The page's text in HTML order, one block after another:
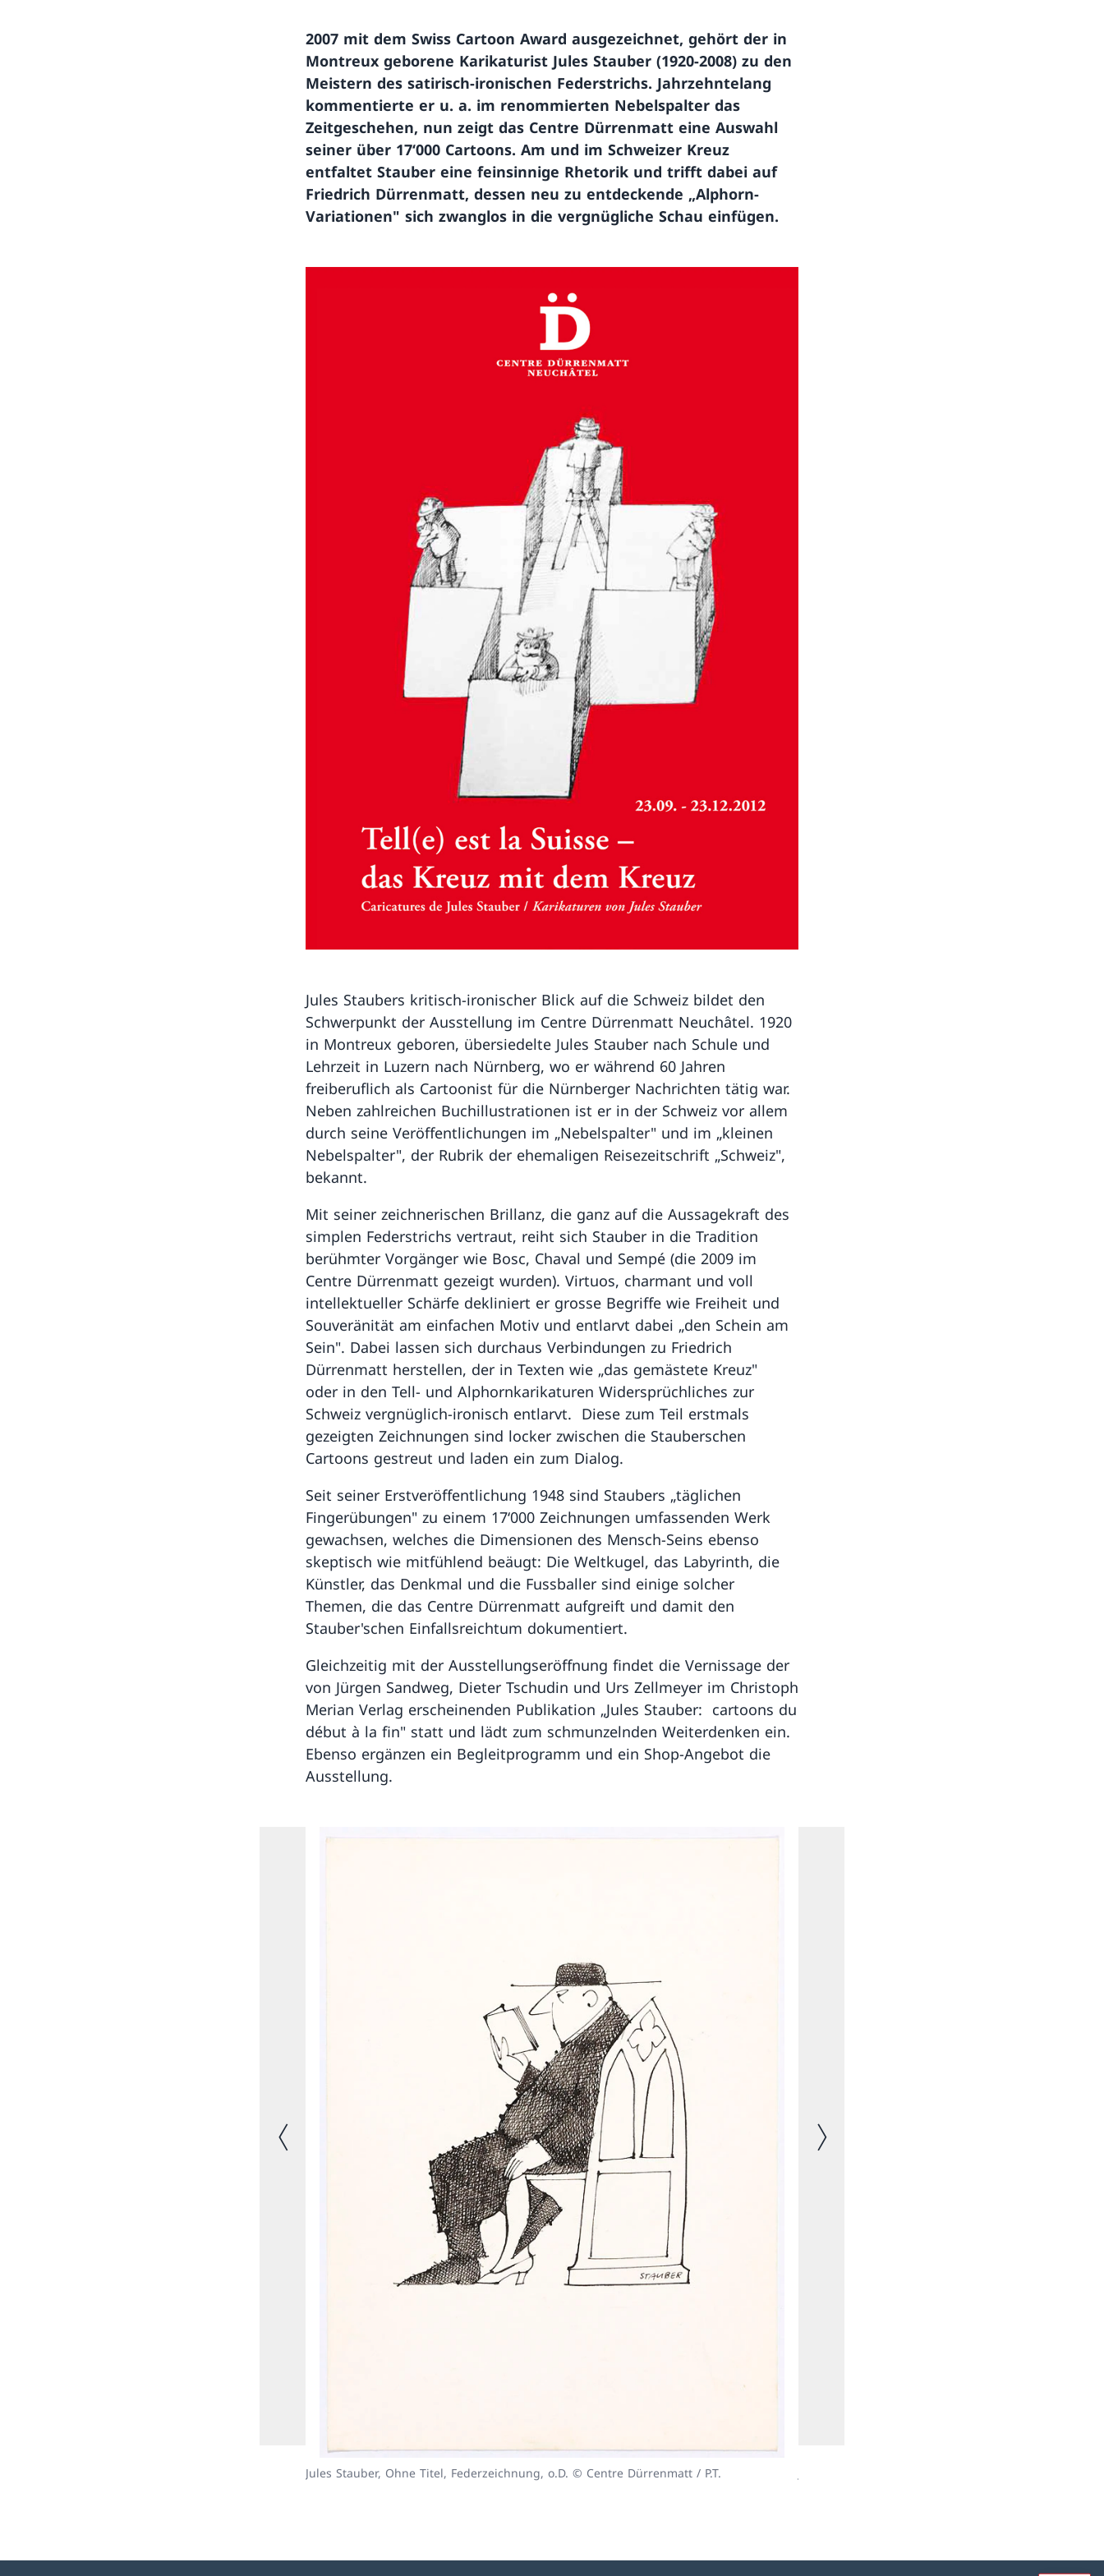
2007 mit dem Swiss Cartoon Award ausgezeichnet, gehört der in
Montreux geborene Karikaturist Jules Stauber (1920-2008) zu den
Meistern des satirisch-ironischen Federstrichs. Jahrzehntelang
kommentierte er u. a. im renommierten Nebelspalter das
Zeitgeschehen, nun zeigt das Centre Dürrenmatt eine Auswahl
seiner über 17‘000 Cartoons. Am und im Schweizer Kreuz
entfaltet Stauber eine feinsinnige Rhetorik und trifft dabei auf
Friedrich Dürrenmatt, dessen neu zu entdeckende „Alphorn-
Variationen" sich zwanglos in die vergnügliche Schau einfügen.
Jules Staubers kritisch-ironischer Blick auf die Schweiz bildet den
Schwerpunkt der Ausstellung im Centre Dürrenmatt Neuchâtel. 1920
in Montreux geboren, übersiedelte Jules Stauber nach Schule und
Lehrzeit in Luzern nach Nürnberg, wo er während 60 Jahren
freiberuflich als Cartoonist für die Nürnberger Nachrichten tätig war.
Neben zahlreichen Buchillustrationen ist er in der Schweiz vor allem
durch seine Veröffentlichungen im „Nebelspalter" und im „kleinen
Nebelspalter", der Rubrik der ehemaligen Reisezeitschrift „Schweiz",
bekannt.
Mit seiner zeichnerischen Brillanz, die ganz auf die Aussagekraft des
simplen Federstrichs vertraut, reiht sich Stauber in die Tradition
berühmter Vorgänger wie Bosc, Chaval und Sempé (die 2009 im
Centre Dürrenmatt gezeigt wurden). Virtuos, charmant und voll
intellektueller Schärfe dekliniert er grosse Begriffe wie Freiheit und
Souveränität am einfachen Motiv und entlarvt dabei „den Schein am
Sein". Dabei lassen sich durchaus Verbindungen zu Friedrich
Dürrenmatt herstellen, der in Texten wie „das gemästete Kreuz"
oder in den Tell- und Alphornkarikaturen Widersprüchliches zur
Schweiz vergnüglich-ironisch entlarvt. Diese zum Teil erstmals
gezeigten Zeichnungen sind locker zwischen die Stauberschen
Cartoons gestreut und laden ein zum Dialog.
Seit seiner Erstveröffentlichung 1948 sind Staubers „täglichen
Fingerübungen" zu einem 17‘000 Zeichnungen umfassenden Werk
gewachsen, welches die Dimensionen des Mensch-Seins ebenso
skeptisch wie mitfühlend beäugt: Die Weltkugel, das Labyrinth, die
Künstler, das Denkmal und die Fussballer sind einige solcher
Themen, die das Centre Dürrenmatt aufgreift und damit den
Stauber'schen Einfallsreichtum dokumentiert.
Gleichzeitig mit der Ausstellungseröffnung findet die Vernissage der
von Jürgen Sandweg, Dieter Tschudin und Urs Zellmeyer im Christoph
Merian Verlag erscheinenden Publikation „Jules Stauber: cartoons du
début à la fin" statt und lädt zum schmunzelnden Weiterdenken ein.
Ebenso ergänzen ein Begleitprogramm und ein Shop-Angebot die
Ausstellung.
Jules Stauber, Ohne Titel, Federzeichnung, o.D. © Centre Dürrenmatt / P.T.
Vorheriges Bild Nächstes Bild